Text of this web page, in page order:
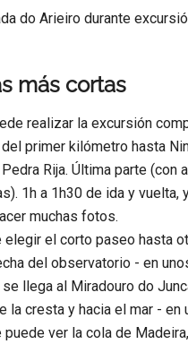
más cortas
realizar la excursión
primer kilómetro hasta
Rija. Última parte (con
1h a 1h30 de ida y vuelta,
muchas fotos.
elegir el corto paseo hasta
del observatorio - en
llega al Miradouro do
la cresta y hacia el mar - en
puede ver la cola de